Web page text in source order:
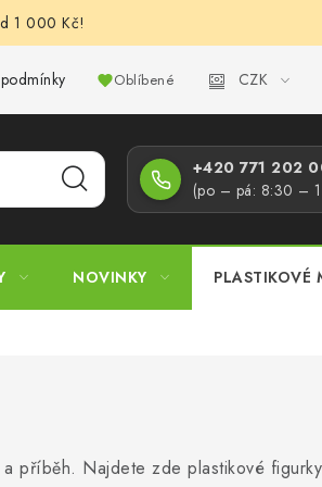
1 000 Kč!
Podmínky ochrany osobních
Oblíbené CZK
+420 771 202
(po – pá: 8:30 –
NOVINKY PLASTIKOVÉ
příběh. Najdete zde plastikové